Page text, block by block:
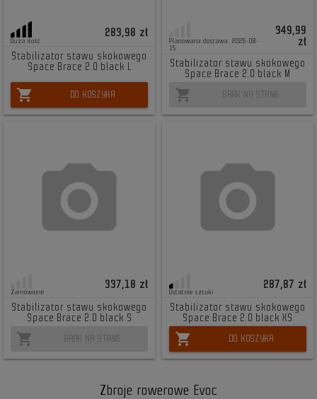
Duża ilość
283,98 zł
Stabilizator stawu skokowego
Space Brace 2.0 black L
shopping_cart DO KOSZYKA
Planowana dostawa: 2026-08-
15
349,99
zł
Stabilizator stawu skokowego
Space Brace 2.0 black M
shopping_cart BRAK NA STANIE
Zamówione
337,18 zł
Stabilizator stawu skokowego
Space Brace 2.0 black S
shopping_cart BRAK NA STANIE
Ostatnie sztuki
287,87 zł
Stabilizator stawu skokowego
Space Brace 2.0 black XS
shopping_cart DO KOSZYKA
Zbroje rowerowe Evoc